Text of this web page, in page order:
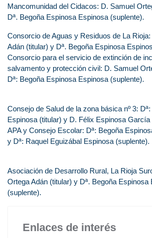
Mancomunidad del Cidacos: D. Samuel
Dª. Begoña Espinosa Espinosa (suplente).
Consorcio de Aguas y Residuos de La
Adán (titular) y Dª. Begoña Espinosa
Consorcio para el servicio de extinción de
salvamento y protección civil: D. Samuel
Dª: Begoña Espinosa Espinosa (suplente).
Consejo de Salud de la zona básica nº 3:
Espinosa (titular) y D. Félix Espinosa García
APA y Consejo Escolar: Dª: Begoña
y Dª: Raquel Eguizábal Espinosa (suplente).
Asociación de Desarrollo Rural, La Rioja
Ortega Adán (titular) y Dª. Begoña Espinosa
(suplente).
Enlaces de interés